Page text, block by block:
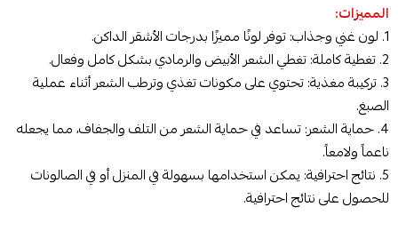
المميزات:
1. لون غني وجذاب: توفر لونًا مميزًا بدرجات الأشقر الداكن.
2. تغطية كاملة: تغطي الشعر الأبيض والرمادي بشكل كامل وفعال.
3. تركيبة مغذية: تحتوي على مكونات تغذي وترطب الشعر أثناء عملية
الصبغ.
4. حماية الشعر: تساعد في حماية الشعر من التلف والجفاف، مما يجعله
ناعماً ولامعاً.
5. نتائج احترافية: يمكن استخدامها بسهولة في المنزل أو في الصالونات
للحصول على نتائج احترافية.